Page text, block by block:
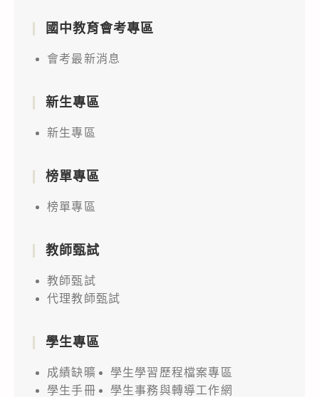
國中教育會考專區
會考最新消息
新生專區
新生專區
榜單專區
榜單專區
教師甄試
教師甄試
代理教師甄試
學生專區
成績缺曠
學生學習歷程檔案專區
學生手冊
學生事務與轉導工作網